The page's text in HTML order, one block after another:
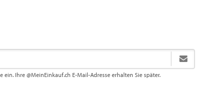
Ihre @MeinEinkauf.ch E-Mail-Adresse erhalten Sie später.